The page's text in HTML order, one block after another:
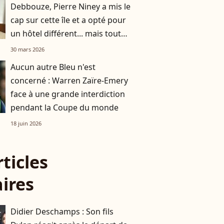
Debbouze, Pierre Niney a mis le
cap sur cette île et a opté pour
un hôtel différent... mais tout
aussi luxe
30 mars 2026
Aucun autre Bleu n'est
concerné : Warren Zaïre-Emery
face à une grande interdiction
pendant la Coupe du monde
18 juin 2026
Didier Deschamps : Son fils